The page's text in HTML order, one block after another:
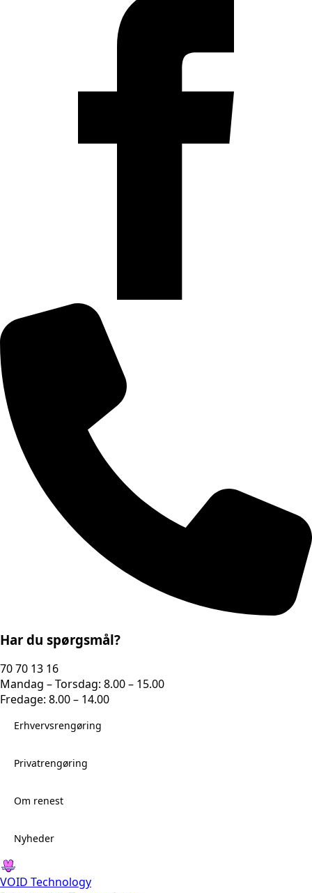
Har du spørgsmål?
70 70 13 16
Mandag – Torsdag: 8.00 – 15.00
Fredage: 8.00 – 14.00
Erhvervsrengøring
Privatrengøring
Om renest
Nyheder
VOID Technology